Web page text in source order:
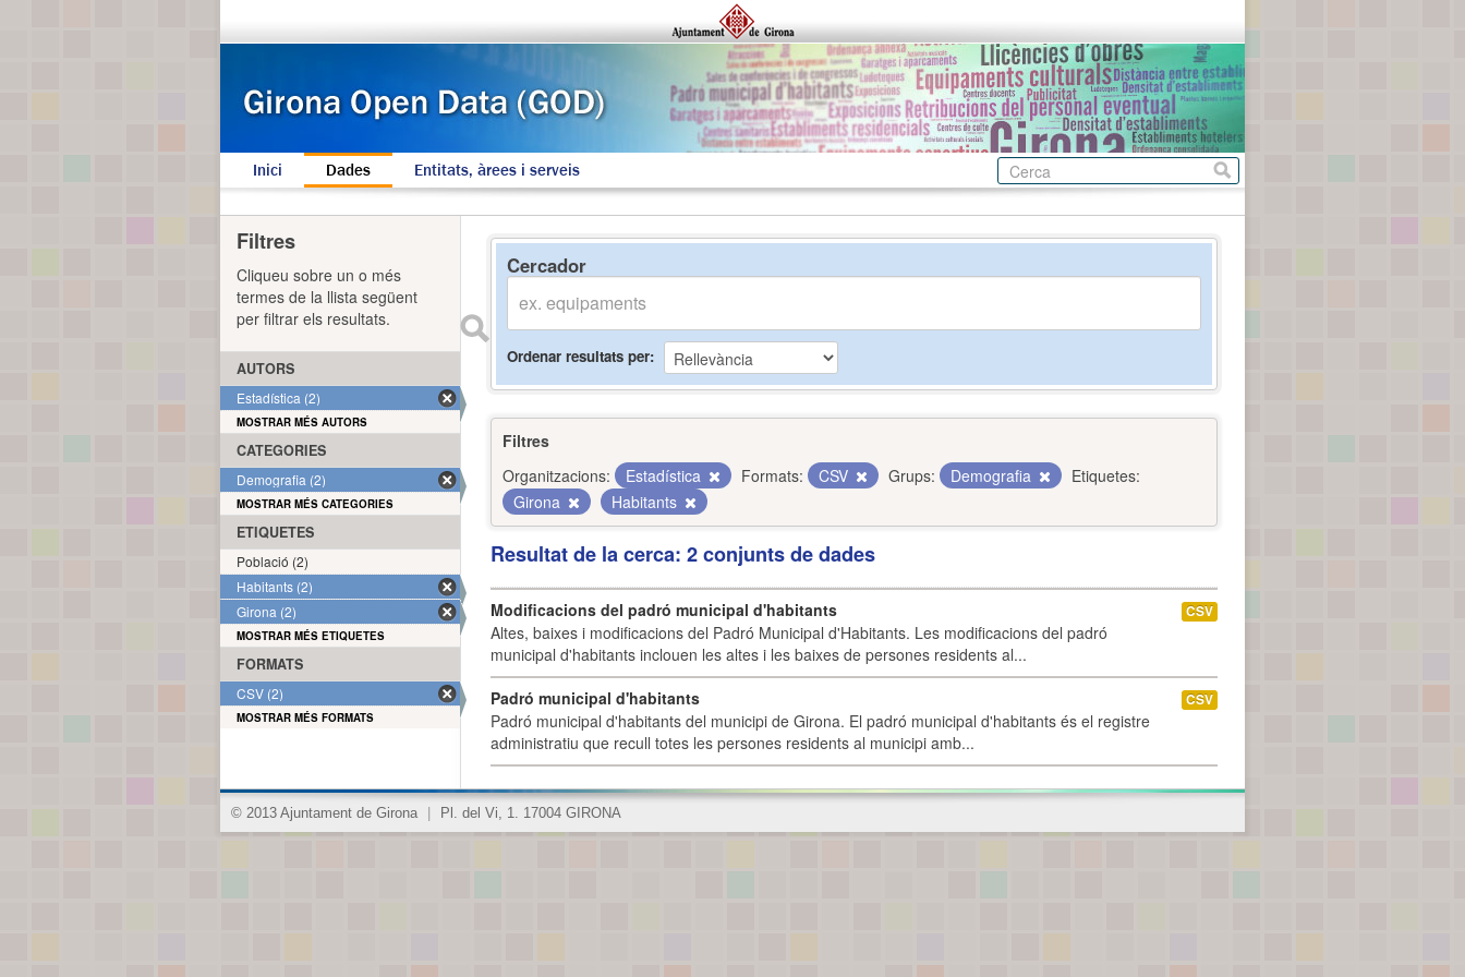
Inici Dades Entitats, àrees i serveis
Cercador
Ordenar resultats per
Filtres
Organitzacions:
Estadística Formats: CSV Grups: Demografia
Etiquetes:
Girona
Habitants
Resultat de la cerca: 2 conjunts de dades
Modificacions del padró municipal d'habitants
Altes, baixes i modificacions del Padró Municipal d'Habitants. Les modificacions del padró
municipal d'habitants inclouen les altes i les baixes de persones residents al...
CSV
Padró municipal d'habitants
Padró municipal d'habitants del municipi de Girona. El padró municipal d'habitants és el registre
administratiu que recull totes les persones residents al municipi amb...
CSV
Filtres
Cliqueu sobre un o més
termes de la llista següent
per filtrar els resultats.
AUTORS
Estadística (2)
MOSTRAR MÉS AUTORS
CATEGORIES
Demografia (2)
MOSTRAR MÉS CATEGORIES
ETIQUETES
Població (2)
Habitants (2)
Girona (2)
MOSTRAR MÉS ETIQUETES
FORMATS
CSV (2)
MOSTRAR MÉS FORMATS
© 2013 Ajuntament de Girona Pl. del Vi, 1. 17004 GIRONA